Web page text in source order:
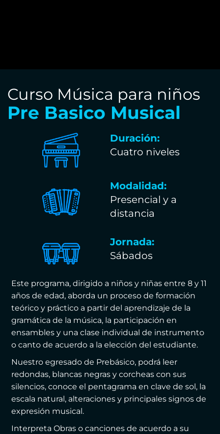
Curso Música para niños
Pre Basico Musical
Duración:
Cuatro niveles
Modalidad:
Presencial y a
distancia
Jornada:
Sábados
Este programa, dirigido a niños y niñas entre 8 y 11
años de edad, aborda un proceso de formación
teórico y práctico a partir del aprendizaje de la
gramática de la música, la participación en
ensambles y una clase individual de instrumento
o canto de acuerdo a la elección del estudiante.
Nuestro egresado de Prebásico, podrá leer
redondas, blancas negras y corcheas con sus
silencios, conoce el pentagrama en clave de sol, la
escala natural, alteraciones y principales signos de
expresión musical.
Interpreta Obras o canciones de acuerdo a su